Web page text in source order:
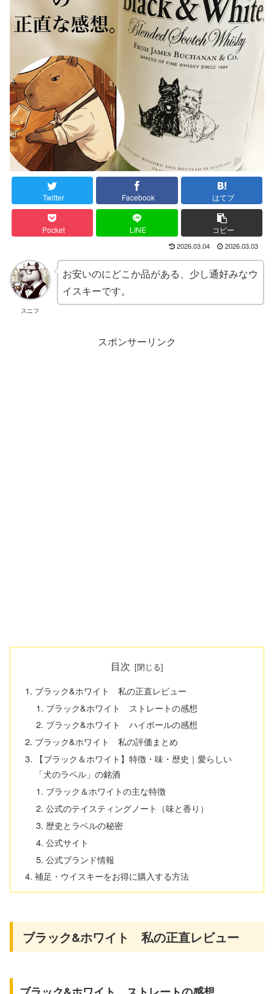
Twitter Facebook はてブ
Pocket LINE コピー
2026.03.04 2026.03.03
スニフ
お安いのにどこか品がある、少し通好みなウ
イスキーです。
スポンサーリンク
目次
ブラック&ホワイト 私の正直レビュー
ブラック&ホワイト ストレートの感想
ブラック&ホワイト ハイボールの感想
ブラック&ホワイト 私の評価まとめ
【ブラック＆ホワイト】特徴・味・歴史｜愛らしい
「犬のラベル」の銘酒
ブラック＆ホワイトの主な特徴
公式のテイスティングノート（味と香り）
歴史とラベルの秘密
公式サイト
公式ブランド情報
補足・ウイスキーをお得に購入する方法
ブラック&ホワイト 私の正直レビュー